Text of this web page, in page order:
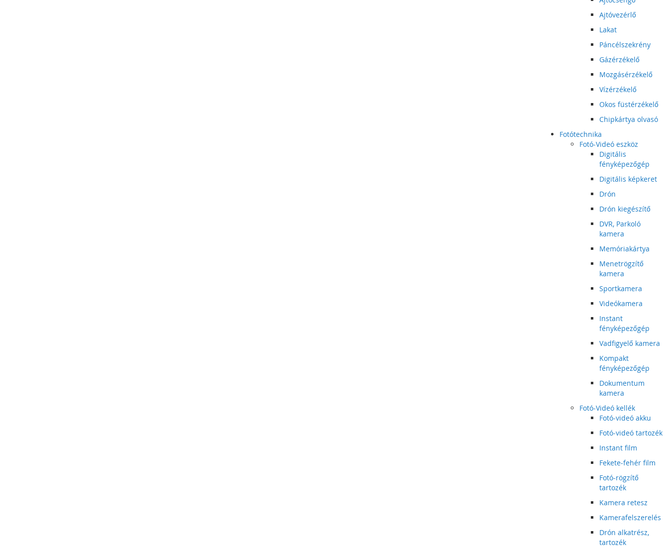
Ajtóvezérlő
Lakat
Páncélszekrény
Gázérzékelő
Mozgásérzékelő
Vízérzékelő
Okos füstérzékelő
Chipkártya olvasó
Fotótechnika
Fotó-Videó eszköz
Digitális
fényképezőgép
Digitális képkeret
Drón
Drón kiegészítő
DVR, Parkoló
kamera
Memóriakártya
Menetrögzítő
kamera
Sportkamera
Videókamera
Instant
fényképezőgép
Vadfigyelő kamera
Kompakt
fényképezőgép
Dokumentum
kamera
Fotó-Videó kellék
Fotó-videó akku
Fotó-videó tartozék
Instant film
Fekete-fehér film
Fotó-rögzítő
tartozék
Kamera retesz
Kamerafelszerelés
Drón alkatrész,
tartozék